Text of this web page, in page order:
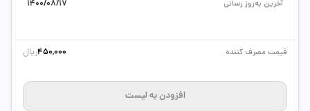
آخرین به‌روز رسانی
1400/08/17
قیمت مصرف کننده 450,000ریال
افزودن به لیست